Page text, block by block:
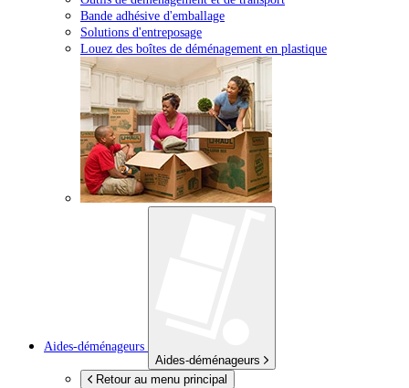
Bande adhésive d'emballage
Solutions d'entreposage
Louez des boîtes de déménagement en plastique
Aides-déménageurs
Aides-déménageurs
Retour au menu principal